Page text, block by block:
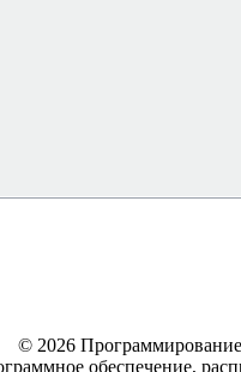
© 2026 Программирование
обеспечение,